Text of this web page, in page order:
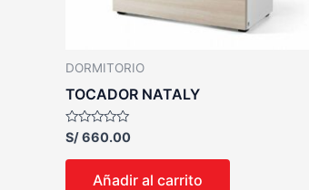
DORMITORIO
TOCADOR NATALY
Valorado
con
0
S/660.00
Añadir al carrito